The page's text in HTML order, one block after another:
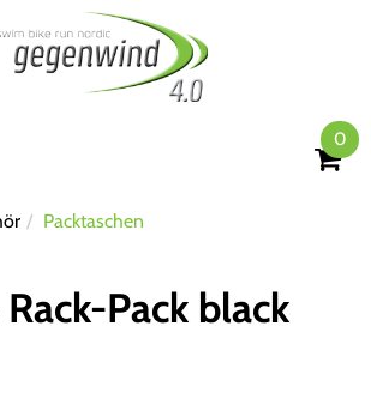
0
Packtaschen
Pack black